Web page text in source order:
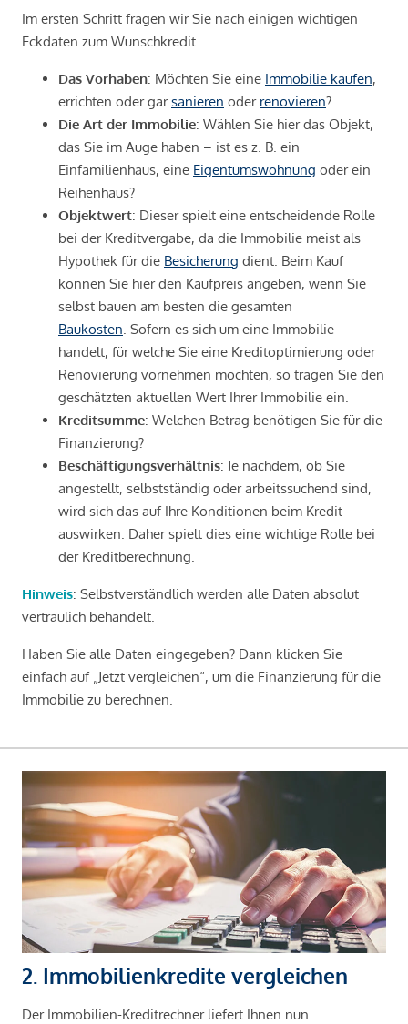
Im ersten Schritt fragen wir Sie nach einigen wichtigen
Eckdaten zum Wunschkredit.
Das Vorhaben: Möchten Sie eine Immobilie kaufen,
errichten oder garsanieren oder renovieren?
Die Art der Immobilie: Wählen Sie hier das Objekt,
das Sie im Auge haben – ist es z. B. ein
Einfamilienhaus, eine Eigentumswohnung oder ein
Reihenhaus?
Objektwert: Dieser spielt eine entscheidende Rolle
bei der Kreditvergabe, da die Immobilie meist als
Hypothek für die Besicherung dient. Beim Kauf
können Sie hier den Kaufpreis angeben, wenn Sie
selbst bauen am besten die gesamten
Baukosten . Sofern es sich um eine Immobilie
handelt, für welche Sie eine Kreditoptimierung oder
Renovierung vornehmen möchten, so tragen Sie den
geschätzten aktuellen Wert Ihrer Immobilie ein.
Kreditsumme: Welchen Betrag benötigen Sie für die
Finanzierung?
Beschäftigungsverhältnis: Je nachdem, ob Sie
angestellt, selbstständig oder arbeitssuchend sind,
wird sich das auf Ihre Konditionen beim Kredit
auswirken. Daher spielt dies eine wichtige Rolle bei
der Kreditberechnung.
Hinweis: Selbstverständlich werden alle Daten absolut
vertraulich behandelt.
Haben Sie alle Daten eingegeben? Dann klicken Sie
einfach auf „Jetzt vergleichen“, um die Finanzierung für die
Immobilie zu berechnen.
2. Immobilienkredite vergleichen
Der Immobilien-Kreditrechner liefert Ihnen nun